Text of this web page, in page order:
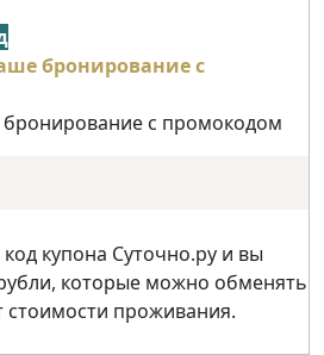
бронирование с промокодом
купона Суточно.ру и вы
которые можно обменять
стоимости проживания.